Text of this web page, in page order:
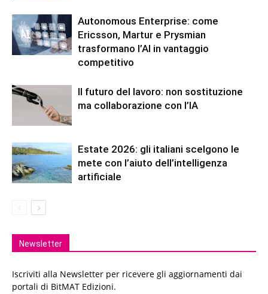
Autonomous Enterprise: come
Ericsson, Martur e Prysmian
trasformano l’AI in vantaggio
competitivo
Il futuro del lavoro: non sostituzione
ma collaborazione con l’IA
Estate 2026: gli italiani scelgono le
mete con l’aiuto dell’intelligenza
artificiale
Newsletter
Iscriviti alla Newsletter per ricevere gli aggiornamenti dai
portali di BitMAT Edizioni.